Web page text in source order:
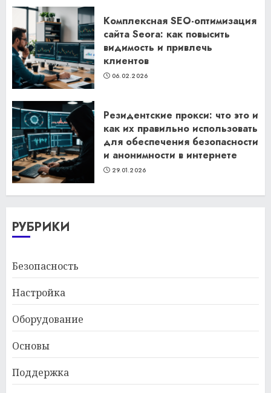
Комплексная SEO-оптимизация
сайта Seora: как повысить
видимость и привлечь
клиентов
06.02.2026
Резидентские прокси: что это и
как их правильно использовать
для обеспечения безопасности
и анонимности в интернете
29.01.2026
РУБРИКИ
Безопасность
Настройка
Оборудование
Основы
Поддержка